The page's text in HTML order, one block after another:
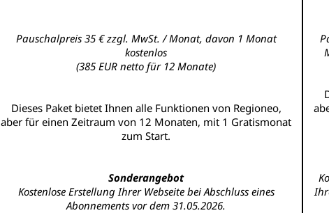
Pauschalpreis 35 € zzgl. MwSt. / Monat, davon 1 Monat
kostenlos
(385 EUR netto für 12 Monate)
Dieses Paket bietet Ihnen alle Funktionen von Regioneo,
aber für einen Zeitraum von 12 Monaten, mit 1 Gratismonat
zum Start.
Sonderangebot
Kostenlose Erstellung Ihrer Webseite bei Abschluss eines
Abonnements vor dem 31.05.2026.